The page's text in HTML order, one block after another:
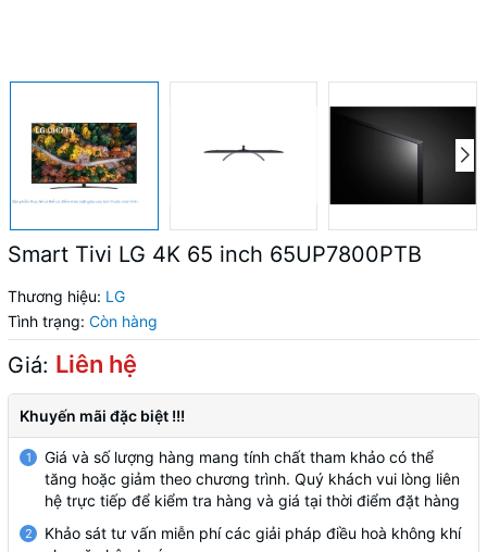
Smart Tivi LG 4K 65 inch 65UP7800PTB
Thương hiệu: LG
Tình trạng: Còn hàng
Giá: Liên hệ
Khuyến mãi đặc biệt !!!
1
Giá và số lượng hàng mang tính chất tham khảo có thể
tăng hoặc giảm theo chương trình. Quý khách vui lòng liên
hệ trực tiếp để kiểm tra hàng và giá tại thời điểm đặt hàng
2
Khảo sát tư vấn miễn phí các giải pháp điều hoà không khí